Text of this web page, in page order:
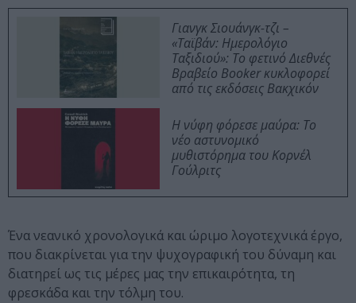
Γιανγκ Σιουάνγκ-τζι –
«Ταϊβάν: Ημερολόγιο
Ταξιδιού»: Το φετινό Διεθνές
Βραβείο Booker κυκλοφορεί
από τις εκδόσεις Βακχικόν
Η νύφη φόρεσε μαύρα: Το
νέο αστυνομικό
μυθιστόρημα του Κορνέλ
Γούλριτς
Ένα νεανικό χρονολογικά και ώριμο λογοτεχνικά έργο,
που διακρίνεται για την ψυχογραφική του δύναμη και
διατηρεί ως τις μέρες μας την επικαιρότητα, τη
φρεσκάδα και την τόλμη του.